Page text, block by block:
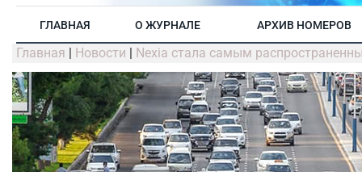
ГЛАВНАЯ О ЖУРНАЛЕ АРХИВ НОМЕРОВ
Главная | Новости | Nexia стала самым